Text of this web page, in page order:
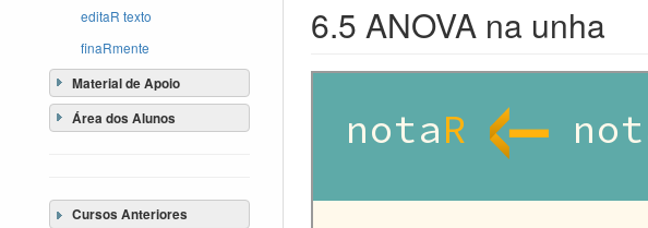
editaR texto
finaRmente
Material de Apoio
Área dos Alunos
Cursos Anteriores
6.5 ANOVA na unha